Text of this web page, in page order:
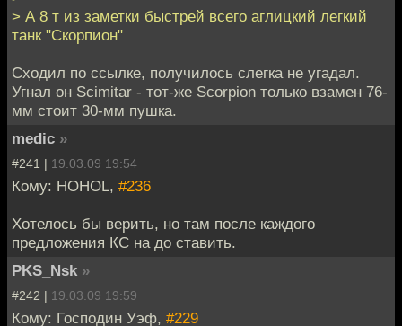
> А 8 т из заметки быстрей всего аглицкий легкий
танк "Скорпион"
Сходил по ссылке, получилось слегка не угадал.
Угнал он Scimitar - тот-же Scorpion только взамен 76-
мм стоит 30-мм пушка.
medic »
#241 | 19.03.09 19:54
Кому: HOHOL, #236
Хотелось бы верить, но там после каждого
предложения КС на до ставить.
PKS_Nsk »
#242 | 19.03.09 19:59
Кому: Господин Уэф, #229